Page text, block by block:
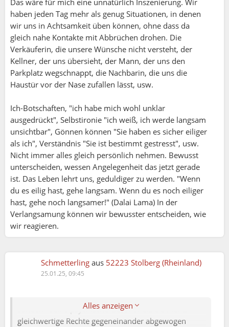
Das wäre für mich eine unnatürlich Inszenierung. Wir
haben jeden Tag mehr als genug Situationen, in denen
wir uns in Achtsamkeit üben können, ohne dass da
gleich nahe Kontakte mit Abbrüchen drohen. Die
Verkäuferin, die unsere Wünsche nicht versteht, der
Kellner, der uns übersieht, der Mann, der uns den
Parkplatz wegschnappt, die Nachbarin, die uns die
Haustür vor der Nase zufallen lässt, usw.
Ich-Botschaften, "ich habe mich wohl unklar
ausgedrückt", Selbstironie "ich weiß, ich werde langsam
unsichtbar", Gönnen können "Sie haben es sicher eiliger
als ich", Verständnis "Sie ist bestimmt gestresst", usw.
Nicht immer alles gleich persönlich nehmen. Bewusst
unterscheiden, wessen Angelegenheit das jetzt gerade
ist. Das Leben lehrt uns, geduldiger zu werden. "Wenn
du es eilig hast, gehe langsam. Wenn du es noch eiliger
hast, gehe noch langsamer!" (Dalai Lama) In der
Verlangsamung können wir bewusster entscheiden, wie
wir reagieren.
Schmetterling aus 52223 Stolberg (Rheinland)
25.01.25, 09:45
Alles anzeigen
Schmetterling:
Ich muss es nochmal fragen
Wie kann ich es eine Person deutlicher sagen
das ich die nicht mag und meine zeit mir
kostbar ist ?
Ich selbst verstehe nicht was du sagen möchtest
Es ist die Frage Jezt Soll ich lieber mich
verletzen jede Woche wo ich spiel
Veranstaltungen habe und mit dise Personen
Jedes mal wenn ich die sehe rege ich mich auf
und abends wieder zu Hölle für mich
sondern deine psychische Gesundheit. Da hier 2
gleichwertige Rechte gegeneinander abgewogen
Schmetterling:
Bernhard:
Ich verstehe hier zwei Dinge nicht:
A) Wie kann jemand gleichzeitig behaupten:
»1. Für mich gibt es nur "die Ehrlichkeit"... die
Information der eigenen Gedanken/Meinung
2. Nicht aussprechen von der Wahrheit ist wie das
Gegenteil zu sagen.«